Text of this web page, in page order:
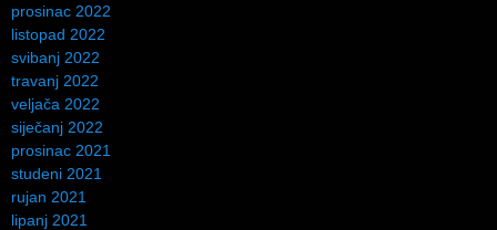
prosinac 2022
listopad 2022
svibanj 2022
travanj 2022
veljača 2022
siječanj 2022
prosinac 2021
studeni 2021
rujan 2021
lipanj 2021